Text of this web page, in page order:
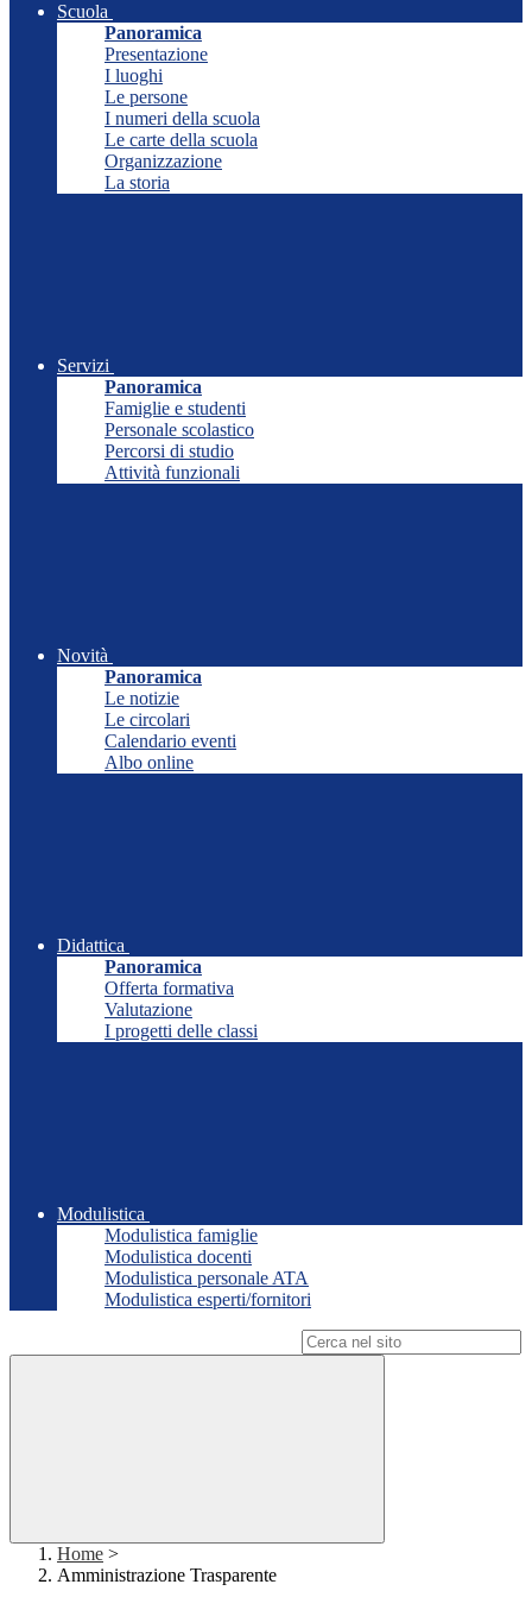
Scuola
Panoramica
Presentazione
I luoghi
Le persone
I numeri della scuola
Le carte della scuola
Organizzazione
La storia
Servizi
Panoramica
Famiglie e studenti
Personale scolastico
Percorsi di studio
Attività funzionali
Novità
Panoramica
Le notizie
Le circolari
Calendario eventi
Albo online
Didattica
Panoramica
Offerta formativa
Valutazione
I progetti delle classi
Modulistica
Modulistica famiglie
Modulistica docenti
Modulistica personale ATA
Modulistica esperti/fornitori
Home >
Amministrazione Trasparente